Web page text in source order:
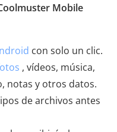
Mobile
con solo un clic.
, vídeos, música,
notas y otros datos.
de archivos antes